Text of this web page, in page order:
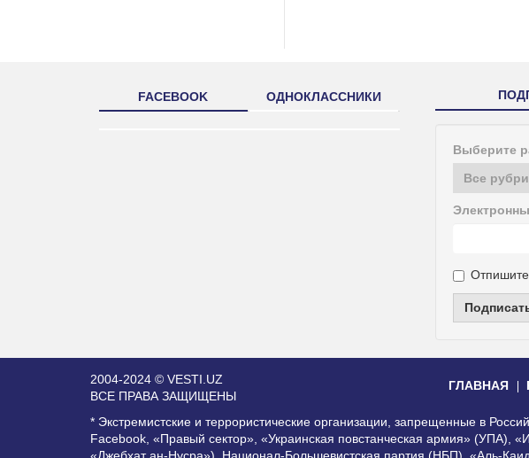
FACEBOOK ОДНОКЛАССНИКИ
Выберите
2004-2024 © VESTI.UZ
ВСЕ ПРАВА ЗАЩИЩЕНЫ
ГЛАВНАЯ
* Экстремистские и террористические организации, запрещенные в
Facebook, «Правый сектор», «Украинская повстанческая армия»
«Джебхат ан-Нусра»), Национал-Большевистская партия (НБП), «Аль-